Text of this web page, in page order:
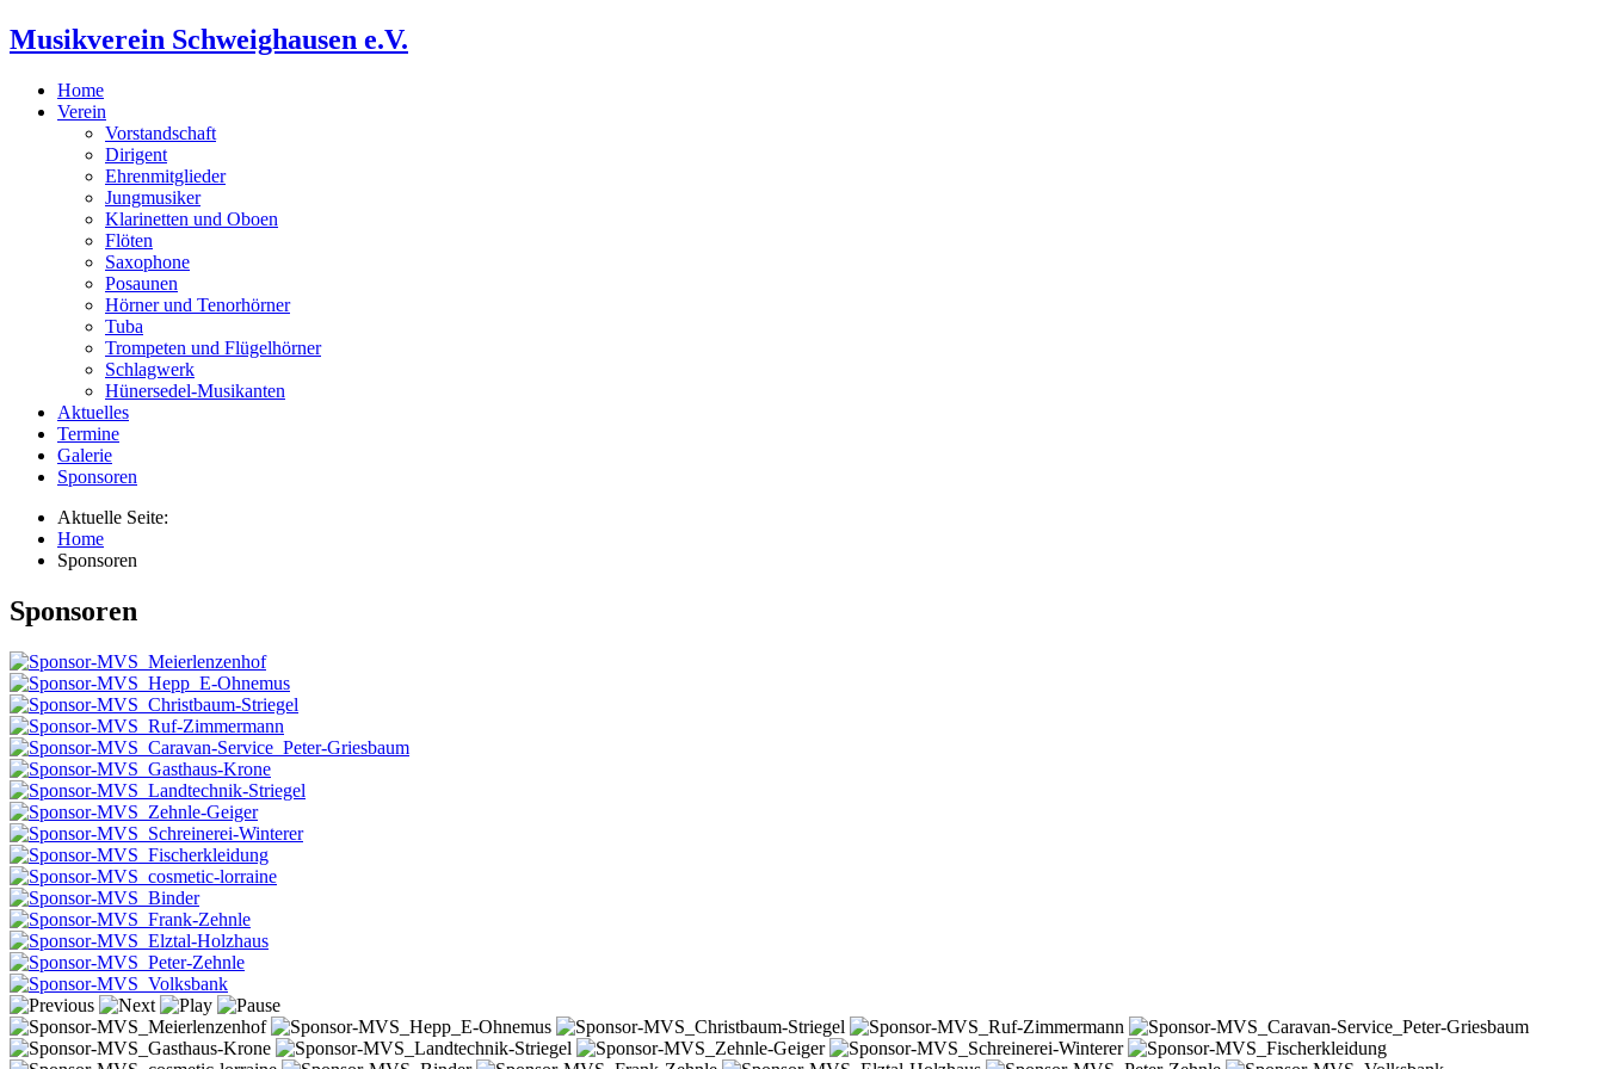
Musikverein Schweighausen e.V.
Home
Verein
Vorstandschaft
Dirigent
Ehrenmitglieder
Jungmusiker
Klarinetten und Oboen
Flöten
Saxophone
Posaunen
Hörner und Tenorhörner
Tuba
Trompeten und Flügelhörner
Schlagwerk
Hünersedel-Musikanten
Aktuelles
Termine
Galerie
Sponsoren
Aktuelle Seite:
Home
Sponsoren
Sponsoren